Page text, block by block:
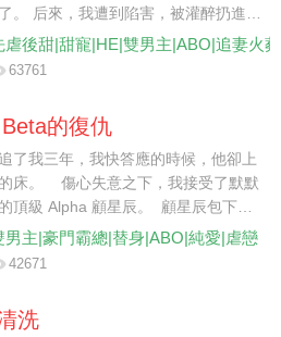
「寶寶，求你，別著涼。」
。 后來，我遭到陷害，被灌醉扔進了
的房間。 聽說這位總裁不近美色，心
然而他卻用力摟住我，雙眼猩紅。
虐後甜|甜寵|HE|雙男主|ABO|追妻火
63761
的復仇
了我三年，我快答應的時候，他卻上
床。 傷心失意之下，我接受了默默
頂級 Alpha 顧星辰。 顧星辰包下了
屏官宣我們的愛情。 甚至，放棄
也要和身為 Beta 的我成婚。 「無論
然而，在即將簽訂胚胎移植的協議書
男主|豪門霸總|替身|ABO|純愛|虐戀
42671
洗